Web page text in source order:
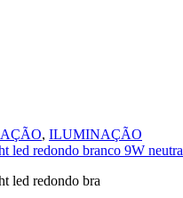
, ILUMINAÇÃO
led redondo branco 9W neutra
led redondo bra